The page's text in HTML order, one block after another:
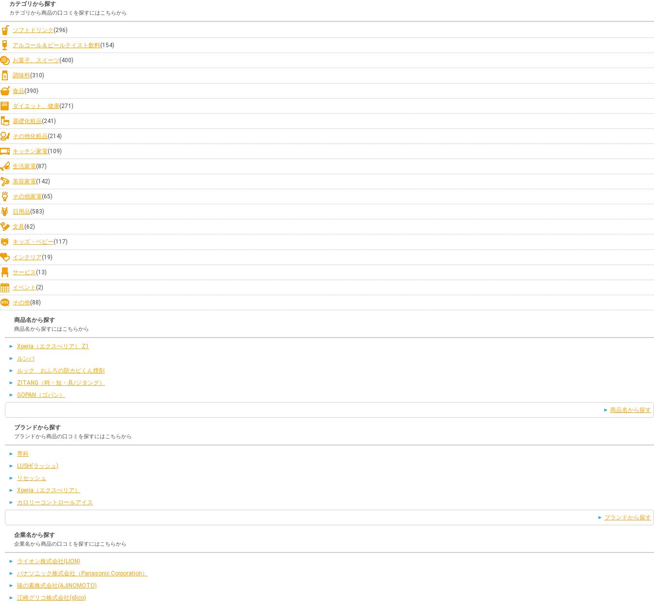
カテゴリから探す
カテゴリから商品の口コミを探すにはこちらから
ソフトドリンク (296)
アルコール＆ビールテイスト飲料(154)
お菓子、スイーツ(400)
調味料(310)
食品(390)
ダイエット、健康(271)
基礎化粧品(241)
その他化粧品(214)
キッチン家電(109)
生活家電(87)
美容家電(142)
その他家電(65)
日用品(583)
文具(62)
キッズ・ベビー(117)
インテリア(19)
サービス (13)
イベント (2)
その他(88)
商品名から探す
商品名から探すにはこちらから
Xperia（エクスぺリア） Z1
ルンバ
ルック おふろの防カビくん煙剤
ZITANG（時・短・具/ジタング）
GOPAN（ゴパン）
商品名から探す
ブランドから探す
ブランドから商品の口コミを探すにはこちらから
専科
LUSH(ラッシュ)
リセッシュ
Xperia（エクスぺリア）
カロリーコントロールアイス
ブランドから探す
企業名から探す
企業名から商品の口コミを探すにはこちらから
ライオン株式会社(LION)
パナソニック株式会社（Panasonic Corporation）
味の素株式会社(AJINOMOTO)
江崎グリコ株式会社(glico)